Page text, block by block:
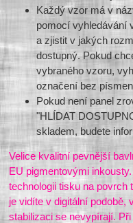
Každý vzor má v
pomocí vyhledávání
a zjistit v jakých
dostupný. Pokud
vybraného vzoru,
označení bez
Pokud není panel
"HLÍDAT
skladem, budete
Velice kvalitní pevnější
EU pigmentovými
technologii tisku na povrch
je vidíte v digitální podobě,
stabilizaci se nevypírají.